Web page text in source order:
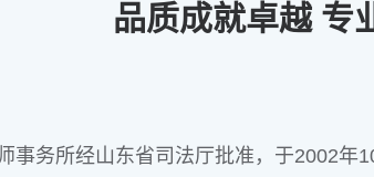
品质成就卓越 专
事务所经山东省司法厅批准，于2002年